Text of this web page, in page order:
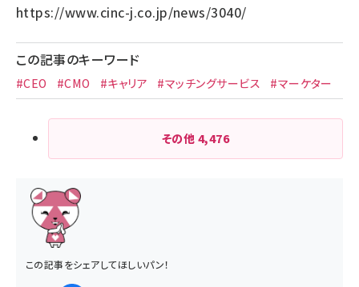
https://www.cinc-j.co.jp/news/3040/
この記事のキーワード
#CEO #CMO #キャリア #マッチングサービス #マーケター
その他 4,476
この記事をシェアしてほしいパン！